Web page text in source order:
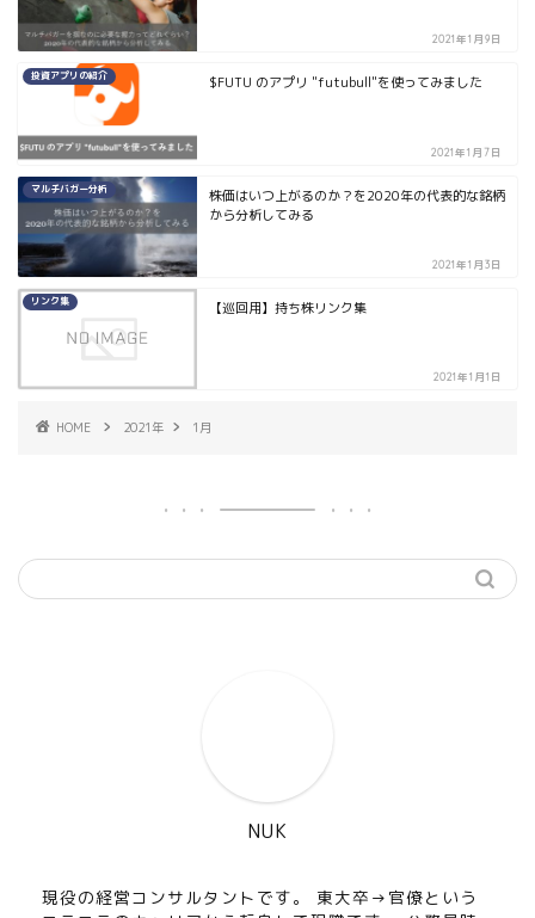
2021年1月9日
投資アプリの紹介 $FUTU のアプリ "futubull"を使ってみました
2021年1月7日
マルチバガー分析
株価はいつ上がるのか？を2020年の代表的な銘柄
から分析してみる
2021年1月3日
リンク集 【巡回用】持ち株リンク集
2021年1月1日
HOME 2021年 1月
NUK
現役の経営コンサルタントです。 東大卒→官僚という